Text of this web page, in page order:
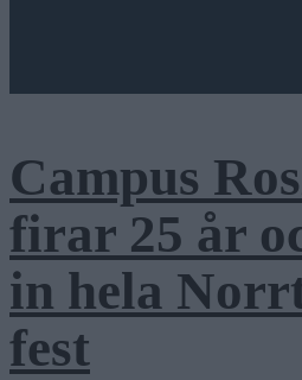
Campus
firar 25 år
in hela
fest